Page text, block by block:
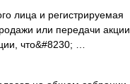
лица и регистрируемая
или передачи акции
что&#8230; …